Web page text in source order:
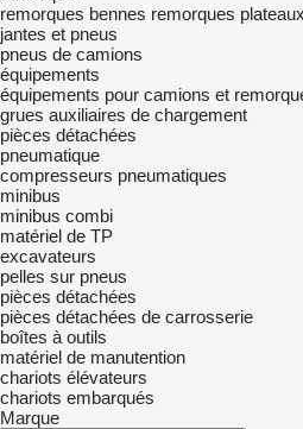
remorques bennes remorques plateaux
jantes et pneus
pneus de camions
équipements
équipements pour camions et
grues auxiliaires de chargement
pièces détachées
pneumatique
compresseurs pneumatiques
minibus
minibus combi
matériel de TP
excavateurs
pelles sur pneus
pièces détachées
pièces détachées de carrosserie
boîtes à outils
matériel de manutention
chariots élévateurs
chariots embarqués
Marque